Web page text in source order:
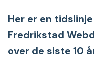
Her er en
Fredrikstad
over de siste 10